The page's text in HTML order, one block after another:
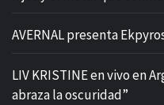
AVERNAL presenta
LIV KRISTINE en vivo en
abraza la oscuridad”